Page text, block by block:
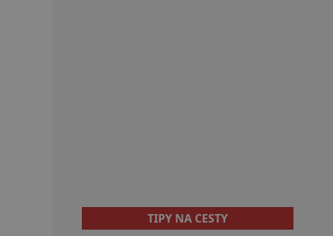
TIPY NA CESTY